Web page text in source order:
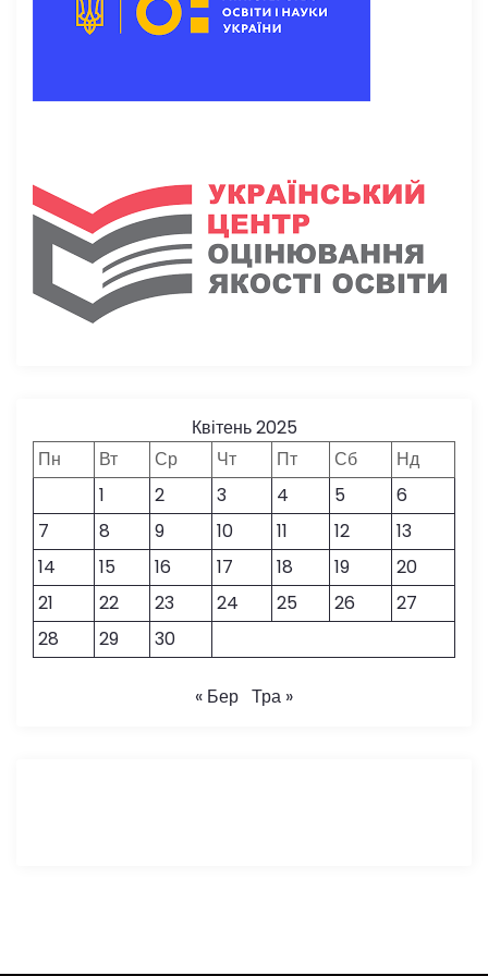
Квітень 2025
Пн
Вт Ср Чт Пт Сб
Нд
1
2 3 4 5
6
7
8 9 10 11 12
13
14
15 16 17 18 19
20
21
22 23 24 25 26
27
28
29 30
« Бер Тра »